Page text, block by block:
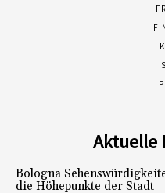
Aktuelle
Bologna
die Höhepunkte der Stadt